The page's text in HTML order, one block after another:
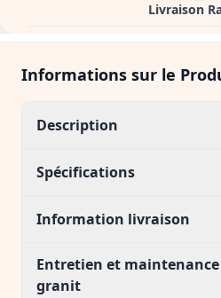
Livraison
Informations sur le
Description
Spécifications
Information livraison
Entretien et maintenance
granit